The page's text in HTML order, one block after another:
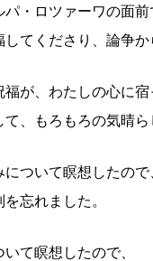
パ・ロツァーワの面前
してくださり、論争か
が、わたしの心に宿
て、もろもろの気晴
ついて瞑想したので
忘れました。
て瞑想したので、